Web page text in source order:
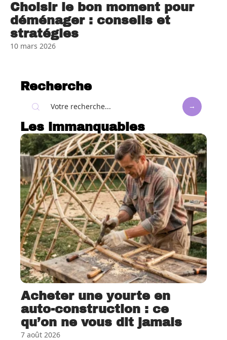
Choisir le bon moment pour
déménager : conseils et
stratégies
10 mars 2026
Recherche
Les immanquables
Acheter une yourte en
auto-construction : ce
qu’on ne vous dit jamais
7 août 2026